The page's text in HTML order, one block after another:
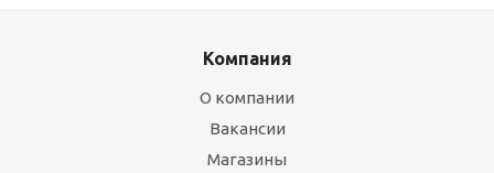
Компания
О компании
Вакансии
Магазины